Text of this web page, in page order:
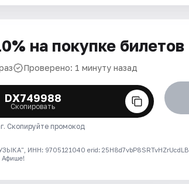
на покупке билетов
Проверено: 1 минуту назад
DX749988
Скопировать
Скопируйте промокод
ИНН: 9705121040 erid: 25H8d7vbP8SRTvHZrUcdLB
Афише!